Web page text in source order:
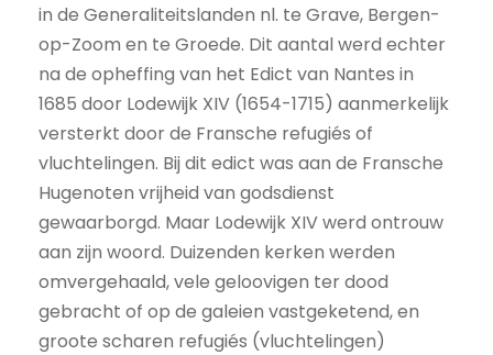
in de Generaliteitslanden nl. te Grave, Bergen-
op-Zoom en te Groede. Dit aantal werd echter
na de opheffing van het Edict van Nantes in
1685 door Lodewijk XIV (1654-1715) aanmerkelijk
versterkt door de Fransche refugiés of
vluchtelingen. Bij dit edict was aan de Fransche
Hugenoten vrijheid van godsdienst
gewaarborgd. Maar Lodewijk XIV werd ontrouw
aan zijn woord. Duizenden kerken werden
omvergehaald, vele geloovigen ter dood
gebracht of op de galeien vastgeketend, en
groote scharen refugiés (vluchtelingen)